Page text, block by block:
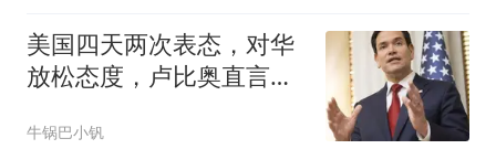
美国四天两次表态，对华
放松态度，卢比奥直言，
牛锅巴小钒